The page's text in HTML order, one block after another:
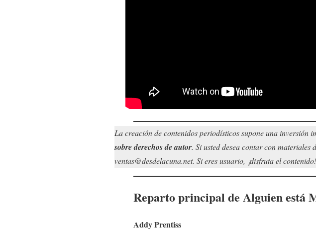
La creación de contenidos periodísticos supone una inversión
sobre derechos de autor. Si usted desea contar con materiales
ventas@desdelacuna.net. Si eres usuario, ¡disfruta el contenido!
Reparto principal de Alguien está
Addy Prentiss